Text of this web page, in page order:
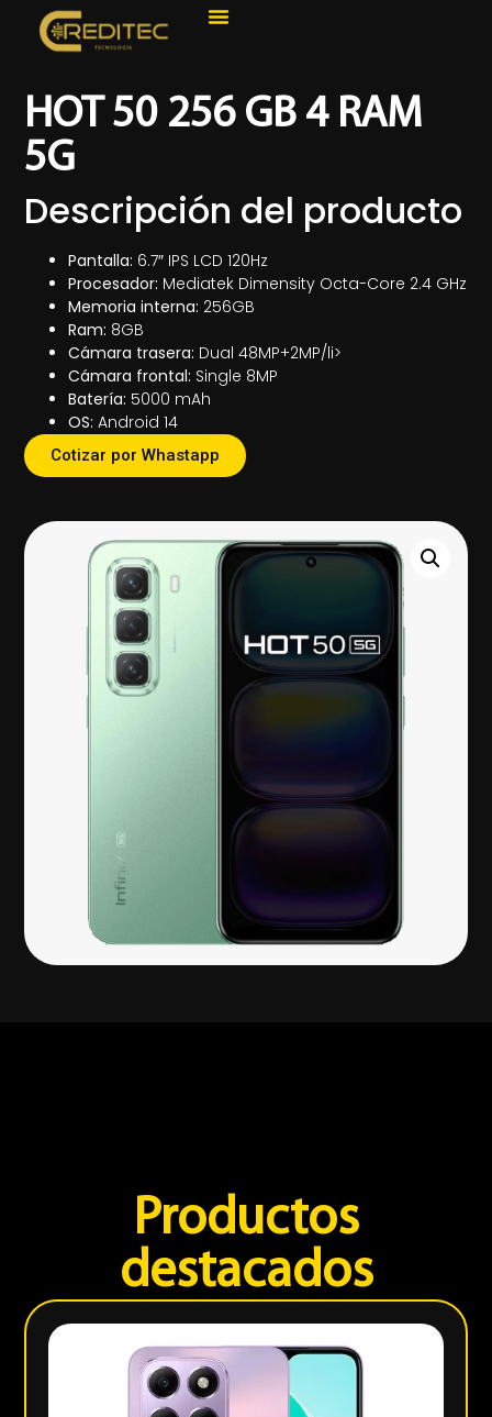
HOT 50 256 GB 4 RAM
5G
Descripción del producto
Pantalla: 6.7″ IPS LCD 120Hz
Procesador: Mediatek Dimensity Octa-Core 2.4 GHz
Memoria interna: 256GB
Ram: 8GB
Cámara trasera: Dual 48MP+2MP/li>
Cámara frontal: Single 8MP
Batería: 5000 mAh
OS: Android 14
Cotizar por Whastapp
Productos
destacados